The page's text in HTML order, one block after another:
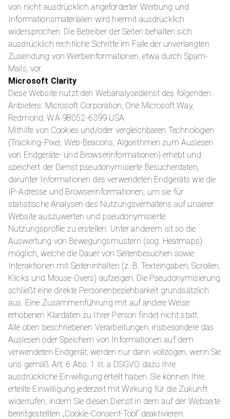
von nicht ausdrücklich angeforderter Werbung und
Informationsmaterialien wird hiermit ausdrücklich
widersprochen. Die Betreiber der Seiten behalten sich
ausdrücklich rechtliche Schritte im Falle der unverlangten
Zusendung von Werbeinformationen, etwa durch Spam-
Mails, vor.
Microsoft Clarity
Diese Website nutzt den Webanalysedienst des folgenden
Anbieters: Microsoft Corporation, One Microsoft Way,
Redmond, WA 98052-6399 USA
Mithilfe von Cookies und/oder vergleichbaren Technologien
(Tracking-Pixel, Web-Beacons, Algorithmen zum Auslesen
von Endgeräte- und Browserinformationen) erhebt und
speichert der Dienst pseudonymisierte Besucherdaten,
darunter Informationen des verwendeten Endgeräts wie die
IP-Adresse und Browserinformationen, um sie für
statistische Analysen des Nutzungsverhaltens auf unserer
Website auszuwerten und pseudonymisierte
Nutzungsprofile zu erstellen. Unter anderem ist so die
Auswertung von Bewegungsmustern (sog. Heatmaps)
möglich, welche die Dauer von Seitenbesuchen sowie
Interaktionen mit Seiteninhalten (z. B. Texteingaben, Scrollen,
Klicks und Mouse-Overs) aufzeigen. Die Pseudonymisierung
schließt eine direkte Personenbeziehbarkeit grundsätzlich
aus. Eine Zusammenführung mit auf andere Weise
erhobenen Klardaten zu Ihrer Person findet nicht statt.
Alle oben beschriebenen Verarbeitungen, insbesondere das
Auslesen oder Speichern von Informationen auf dem
verwendeten Endgerät, werden nur dann vollzogen, wenn Sie
uns gemäß Art. 6 Abs. 1 lit. a DSGVO dazu Ihre
ausdrückliche Einwilligung erteilt haben. Sie können Ihre
erteilte Einwilligung jederzeit mit Wirkung für die Zukunft
widerrufen, indem Sie diesen Dienst in dem auf der Webseite
bereitgestellten „Cookie-Consent-Tool“ deaktivieren.